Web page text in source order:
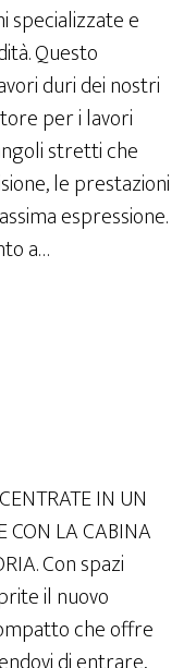
specializzate e
Questo
duri dei nostri
per i lavori
stretti che
le prestazioni
espressione.
a…
IN UN
CON LA CABINA
Con spazi
il nuovo
che offre